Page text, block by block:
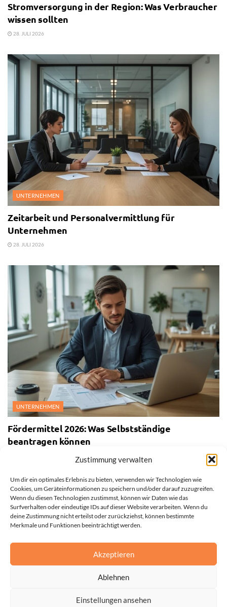
Zustimmung verwalten
Um dir ein optimales Erlebnis zu bieten, verwenden wir Technologien wie
Cookies, um Geräteinformationen zu speichern und/oder darauf zuzugreifen.
Wenn du diesen Technologien zustimmst, können wir Daten wie das
Surfverhalten oder eindeutige IDs auf dieser Website verarbeiten. Wenn du
deine Zustimmung nicht erteilst oder zurückziehst, können bestimmte
Merkmale und Funktionen beeinträchtigt werden.
Akzeptieren
Ablehnen
Einstellungen ansehen
Stromversorgung in der Region: Was Verbraucher
wissen sollten
28. JULI 2026
UNTERNEHMEN
Zeitarbeit und Personalvermittlung für
Unternehmen
28. JULI 2026
UNTERNEHMEN
Fördermittel 2026: Was Selbstständige
beantragen können
Datenschutzerklärung Cookie-Richtlinie (EU)